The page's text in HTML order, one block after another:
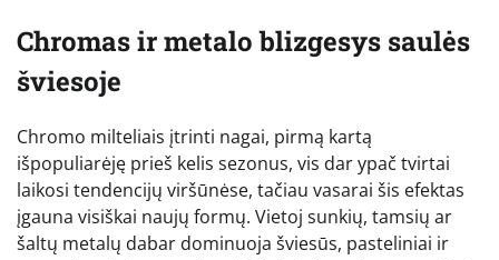
Chromas ir metalo blizgesys saulės
šviesoje
Chromo milteliais įtrinti nagai, pirmą kartą
išpopuliarėję prieš kelis sezonus, vis dar ypač tvirtai
laikosi tendencijų viršūnėse, tačiau vasarai šis efektas
įgauna visiškai naujų formų. Vietoj sunkių, tamsių ar
šaltų metalų dabar dominuoja šviesūs, pasteliniai ir